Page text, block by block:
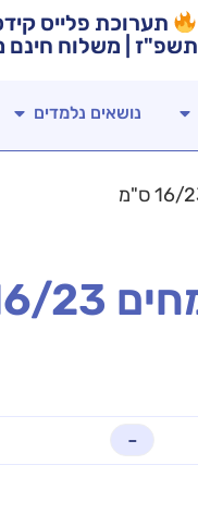
תשפ"ז | משלוח חינם מעל 999 ₪ | מתנות מטורפות
נושאים נלמדים
-